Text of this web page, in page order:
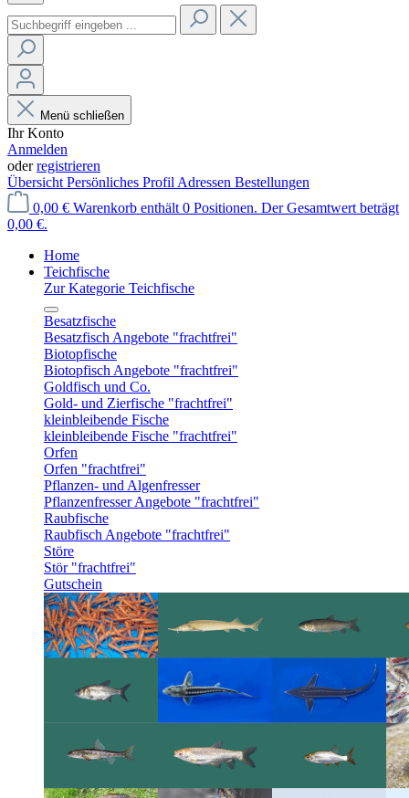
Menü schließen
Ihr Konto
Anmelden
oderregistrieren
Übersicht Persönliches Profil Adressen Bestellungen
0,00 € Warenkorb enthält 0 Positionen. Der Gesamtwert beträgt
0,00 €.
Home
Teichfische
Zur Kategorie Teichfische
Besatzfische
Besatzfisch Angebote "frachtfrei"
Biotopfische
Biotopfisch Angebote "frachtfrei"
Goldfisch und Co.
Gold- und Zierfische "frachtfrei"
kleinbleibende Fische
kleinbleibende Fische "frachtfrei"
Orfen
Orfen "frachtfrei"
Pflanzen- und Algenfresser
Pflanzenfresser Angebote "frachtfrei"
Raubfische
Raubfisch Angebote "frachtfrei"
Störe
Stör "frachtfrei"
Gutschein